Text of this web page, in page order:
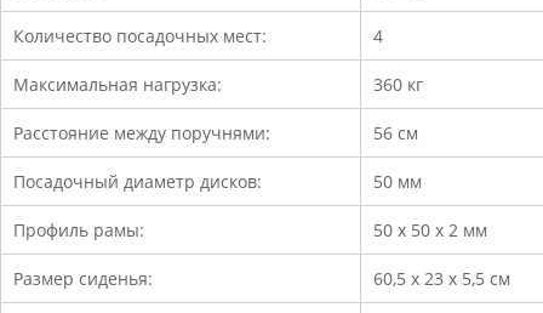
Количество посадочных мест: 4
Максимальная нагрузка: 360 кг
Расстояние между поручнями: 56 см
Посадочный диаметр дисков: 50 мм
Профиль рамы: 50 х 50 х 2 мм
Размер сиденья: 60,5 х 23 х 5,5 см